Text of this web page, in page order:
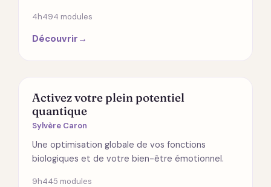
4h494 modules
Découvrir →
SANTÉ
Activez votre plein potentiel
quantique
Sylvère Caron
Une optimisation globale de vos fonctions
biologiques et de votre bien-être émotionnel.
9h445 modules